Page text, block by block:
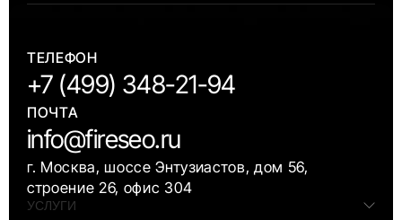
ТЕЛЕФОН
+7 (499) 348-21-94
ПОЧТА
info@fireseo.ru
г. Москва, шоссе Энтузиастов, дом 56,
строение 26, офис 304
УСЛУГИ